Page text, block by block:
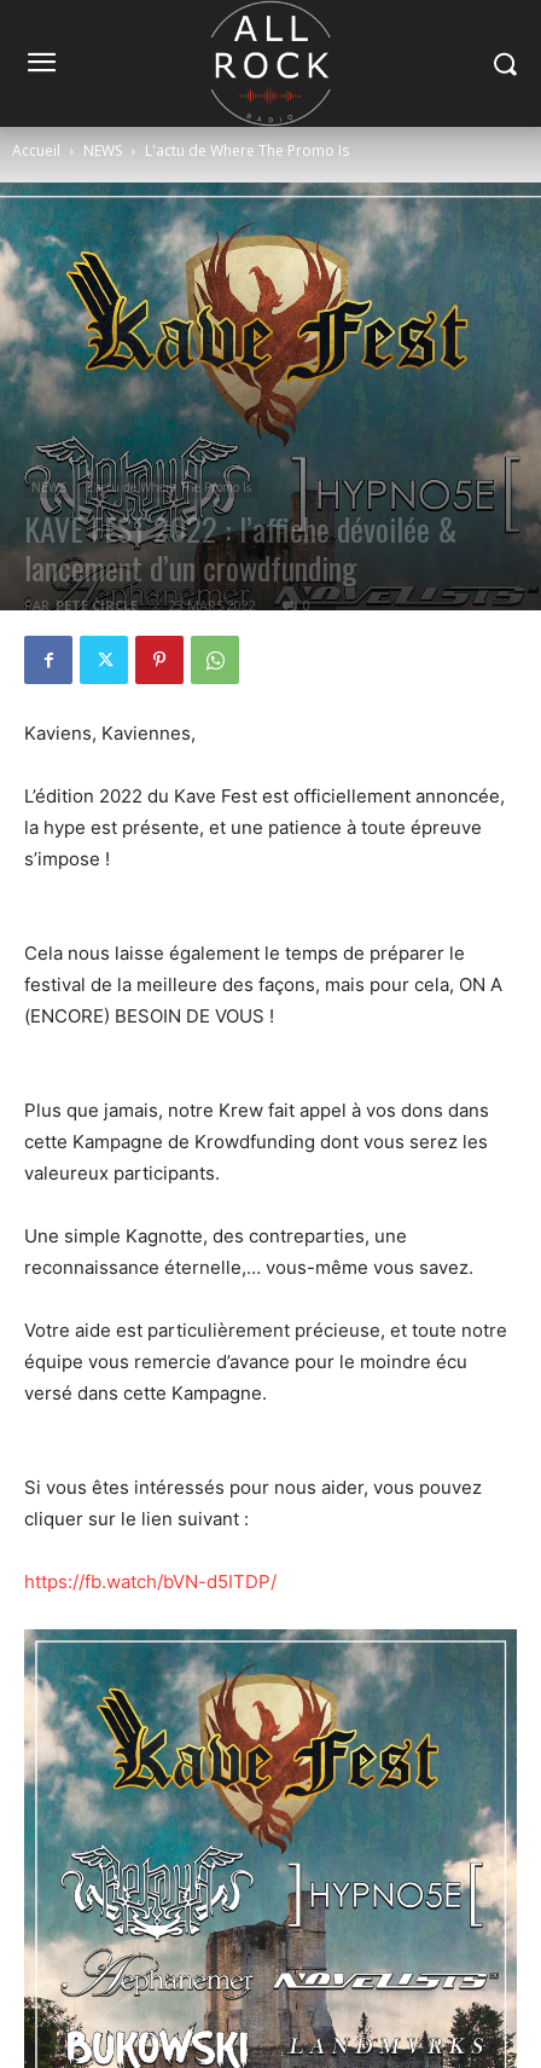
Accueil NEWS L'actu de Where The Promo Is
NEWS L'actu de Where The Promo Is
KAVE FEST 2022 : l’affiche dévoilée &
lancement d’un crowdfunding
PAR PETE CIRCLE 23 MARS 2022 0
Kaviens, Kaviennes,
L’édition 2022 du Kave Fest est officiellement annoncée,
la hype est présente, et une patience à toute épreuve
s’impose !
Cela nous laisse également le temps de préparer le
festival de la meilleure des façons, mais pour cela, ON A
(ENCORE) BESOIN DE VOUS !
Plus que jamais, notre Krew fait appel à vos dons dans
cette Kampagne de Krowdfunding dont vous serez les
valeureux participants.
Une simple Kagnotte, des contreparties, une
reconnaissance éternelle,… vous-même vous savez.
Votre aide est particulièrement précieuse, et toute notre
équipe vous remercie d’avance pour le moindre écu
versé dans cette Kampagne.
Si vous êtes intéressés pour nous aider, vous pouvez
cliquer sur le lien suivant :
https://fb.watch/bVN-d5ITDP/